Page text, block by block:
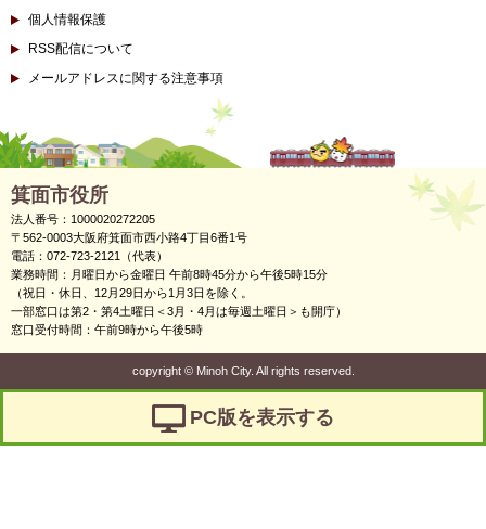
個人情報保護
RSS配信について
メールアドレスに関する注意事項
箕面市役所
法人番号：1000020272205
〒562-0003大阪府箕面市西小路4丁目6番1号
電話：072-723-2121（代表）
業務時間：月曜日から金曜日 午前8時45分から午後5時15分
（祝日・休日、12月29日から1月3日を除く。
一部窓口は第2・第4土曜日＜3月・4月は毎週土曜日＞も開庁）
窓口受付時間：午前9時から午後5時
copyright ©Minoh City. All rights reserved.
PC版を表示する